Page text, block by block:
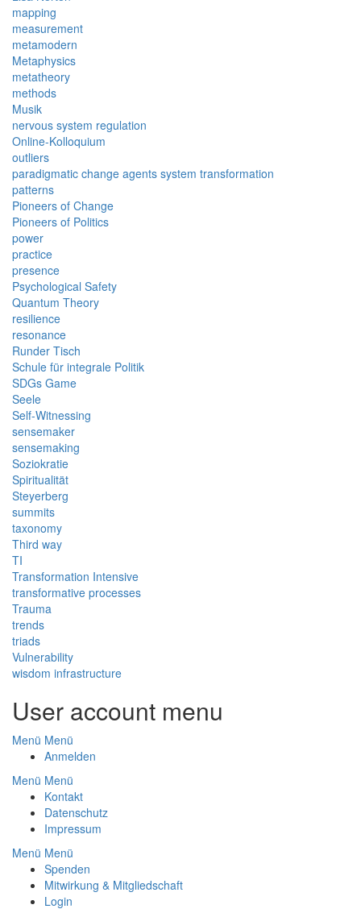
mapping
measurement
metamodern
Metaphysics
metatheory
methods
Musik
nervous system regulation
Online-Kolloquium
outliers
paradigmatic change agents system transformation
patterns
Pioneers of Change
Pioneers of Politics
power
practice
presence
Psychological Safety
Quantum Theory
resilience
resonance
Runder Tisch
Schule für integrale Politik
SDGs Game
Seele
Self-Witnessing
sensemaker
sensemaking
Soziokratie
Spiritualität
Steyerberg
summits
taxonomy
Third way
TI
Transformation Intensive
transformative processes
Trauma
trends
triads
Vulnerability
wisdom infrastructure
User account menu
Menü Menü
Anmelden
Footer
Menü Menü
Kontakt
Datenschutz
Impressum
Footer
Menu
Menü Menü
Spenden
Mitwirkung & Mitgliedschaft
Login